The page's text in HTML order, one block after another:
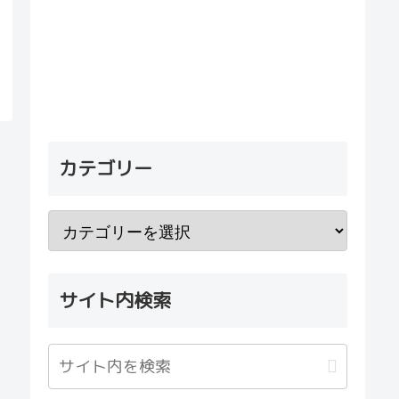
カテゴリー
サイト内検索